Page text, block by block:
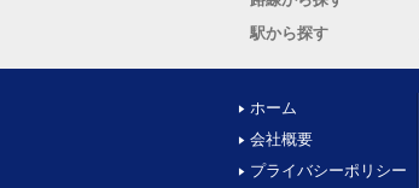
駅から探す
ホーム
会社概要
プライバシーポリシー